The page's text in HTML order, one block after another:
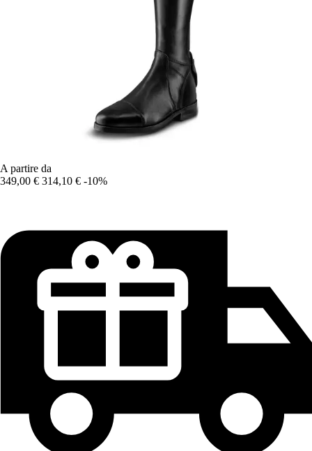
A partire da
349,00 € 314,10 € -10%